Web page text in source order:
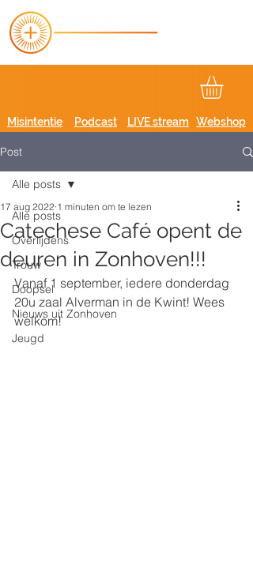
Podcast
Misintentie LIVE stream Webshop
Post
Alle posts
Overlijdens
Trouw
Doopsel
Nieuws uit Zonhoven
Jeugd
Alle posts
Catechese Café opent de
deuren in Zonhoven!!!
17 aug 2022 1 minuten om te lezen
Vanaf 1 september, iedere donderdag
20u zaal Alverman in de Kwint! Wees
welkom!